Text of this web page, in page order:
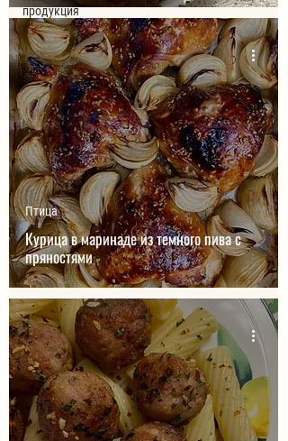
продукция
Курица в маринаде из темного пива с
пряностями
Птица